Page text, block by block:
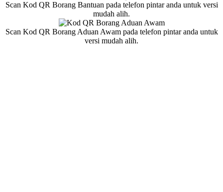
Scan Kod QR Borang Bantuan pada telefon pintar anda untuk versi
mudah alih.
Scan Kod QR Borang Aduan Awam pada telefon pintar anda untuk
versi mudah alih.